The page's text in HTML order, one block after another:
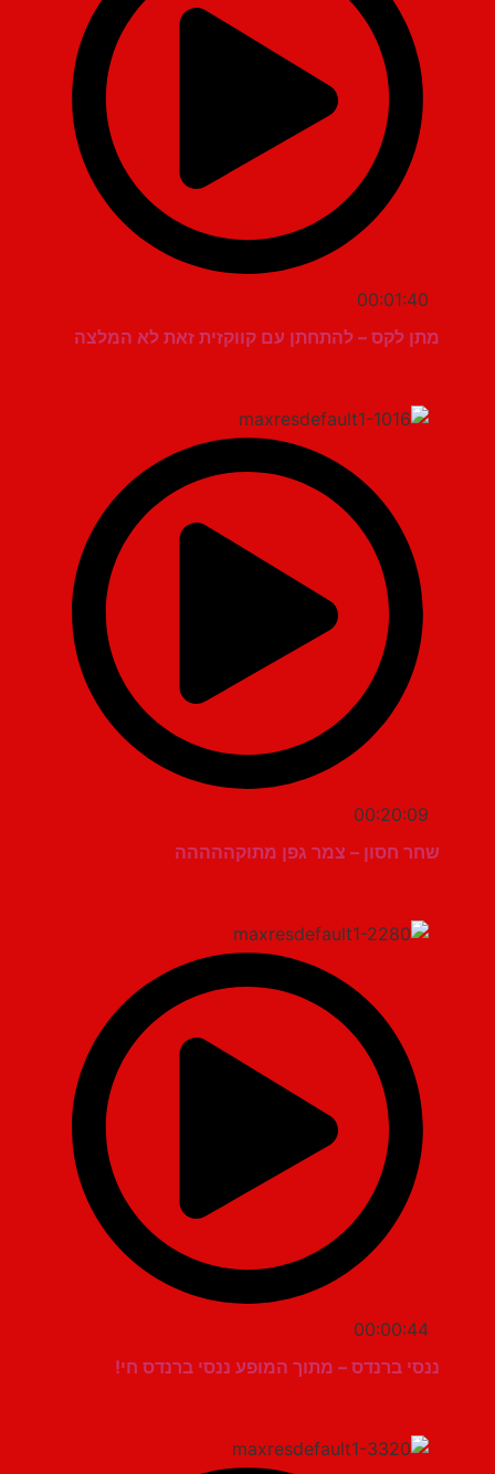
00:01:40
מתן לקס – להתחתן עם קווקזית זאת לא המלצה
00:20:09
שחר חסון – צמר גפן מתוקההההה
00:00:44
ננסי ברנדס – מתוך המופע ננסי ברנדס חי!